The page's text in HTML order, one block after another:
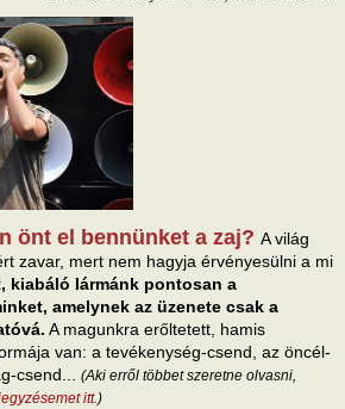
önt el bennünket a zaj? A világ
zavar, mert nem hagyja érvényesülni a mi
kiabáló lármánk pontosan a
amelynek az üzenete csak a
A magunkra erőltetett, hamis
van: a tevékenység-csend, az öncél-
csend... (Aki erről többet szeretne olvasni,
itt.)